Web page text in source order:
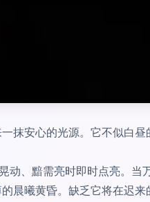
抹安心的光源。它不似白昼
动、黯需亮时即时点亮。当
晨曦黄昏。缺乏它将在迟来